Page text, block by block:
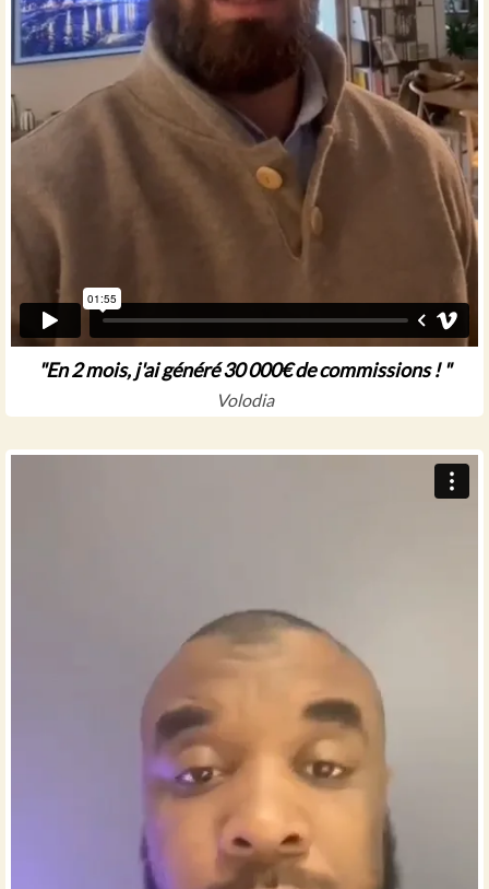
"En 2 mois, j'ai généré 30 000€ de commissions ! "
Volodia